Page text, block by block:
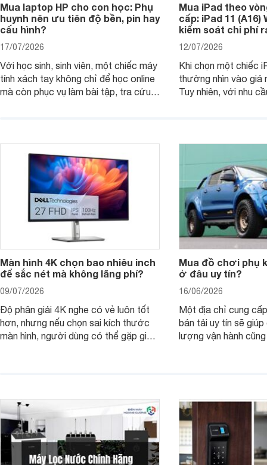
Mua laptop HP cho con học: Phụ
huynh nên ưu tiên độ bền, pin hay
cấu hình?
17/07/2026
Với học sinh, sinh viên, một chiếc máy
tính xách tay không chỉ để học online
mà còn phục vụ làm bài tập, tra cứu,
thay vì chỉ so sánh cấu hình trên giấy.
Mua iPad theo
cấp: iPad 11 (A16)
kiểm soát chi phí
12/07/2026
Khi chọn một chiếc
thường nhìn vào
Tuy nhiên, với nhu
không, dùng được
Màn hình 4K chọn bao nhiêu inch
để sắc nét mà không lãng phí?
09/07/2026
Độ phân giải 4K nghe có vẻ luôn tốt
hơn, nhưng nếu chọn sai kích thước
màn hình, người dùng có thể gặp giao
Mua đồ chơi phụ
ở đâu uy tín?
16/06/2026
Một địa chỉ cung
bán tải uy tín sẽ
lượng vận hành